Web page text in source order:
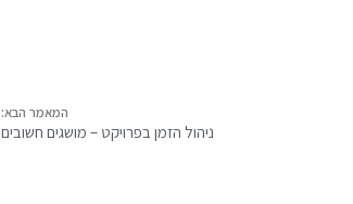
המאמר הבא:
ניהול הזמן בפרויקט – מושגים חשובים